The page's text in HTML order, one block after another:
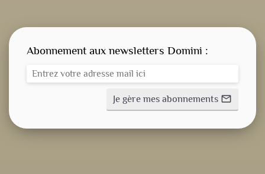
Abonnement aux newsletters Domini :
Je gère mes abonnements mail_outline